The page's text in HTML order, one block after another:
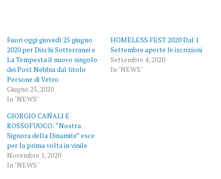
Fuori oggi giovedì 25 giugno
2020 per Dischi Sotterranei e
La Tempesta il nuovo singolo
dei Post Nebbia dal titolo
Persone di Vetro
Giugno 25, 2020
In "NEWS"
HOMELESS FEST 2020 Dal 1
Settembre aperte le iscrizioni
Settembre 4, 2020
In "NEWS"
GIORGIO CANALI E
ROSSOFUOCO: “Nostra
Signora della Dinamite” esce
per la prima volta in vinile
Novembre 1, 2020
In "NEWS"